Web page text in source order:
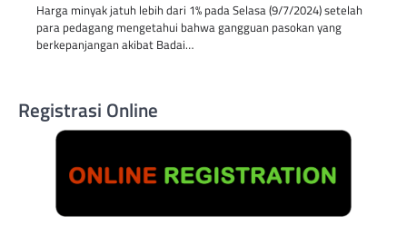
Harga minyak jatuh lebih dari 1% pada Selasa (9/7/2024) setelah
para pedagang mengetahui bahwa gangguan pasokan yang
berkepanjangan akibat Badai…
Registrasi Online